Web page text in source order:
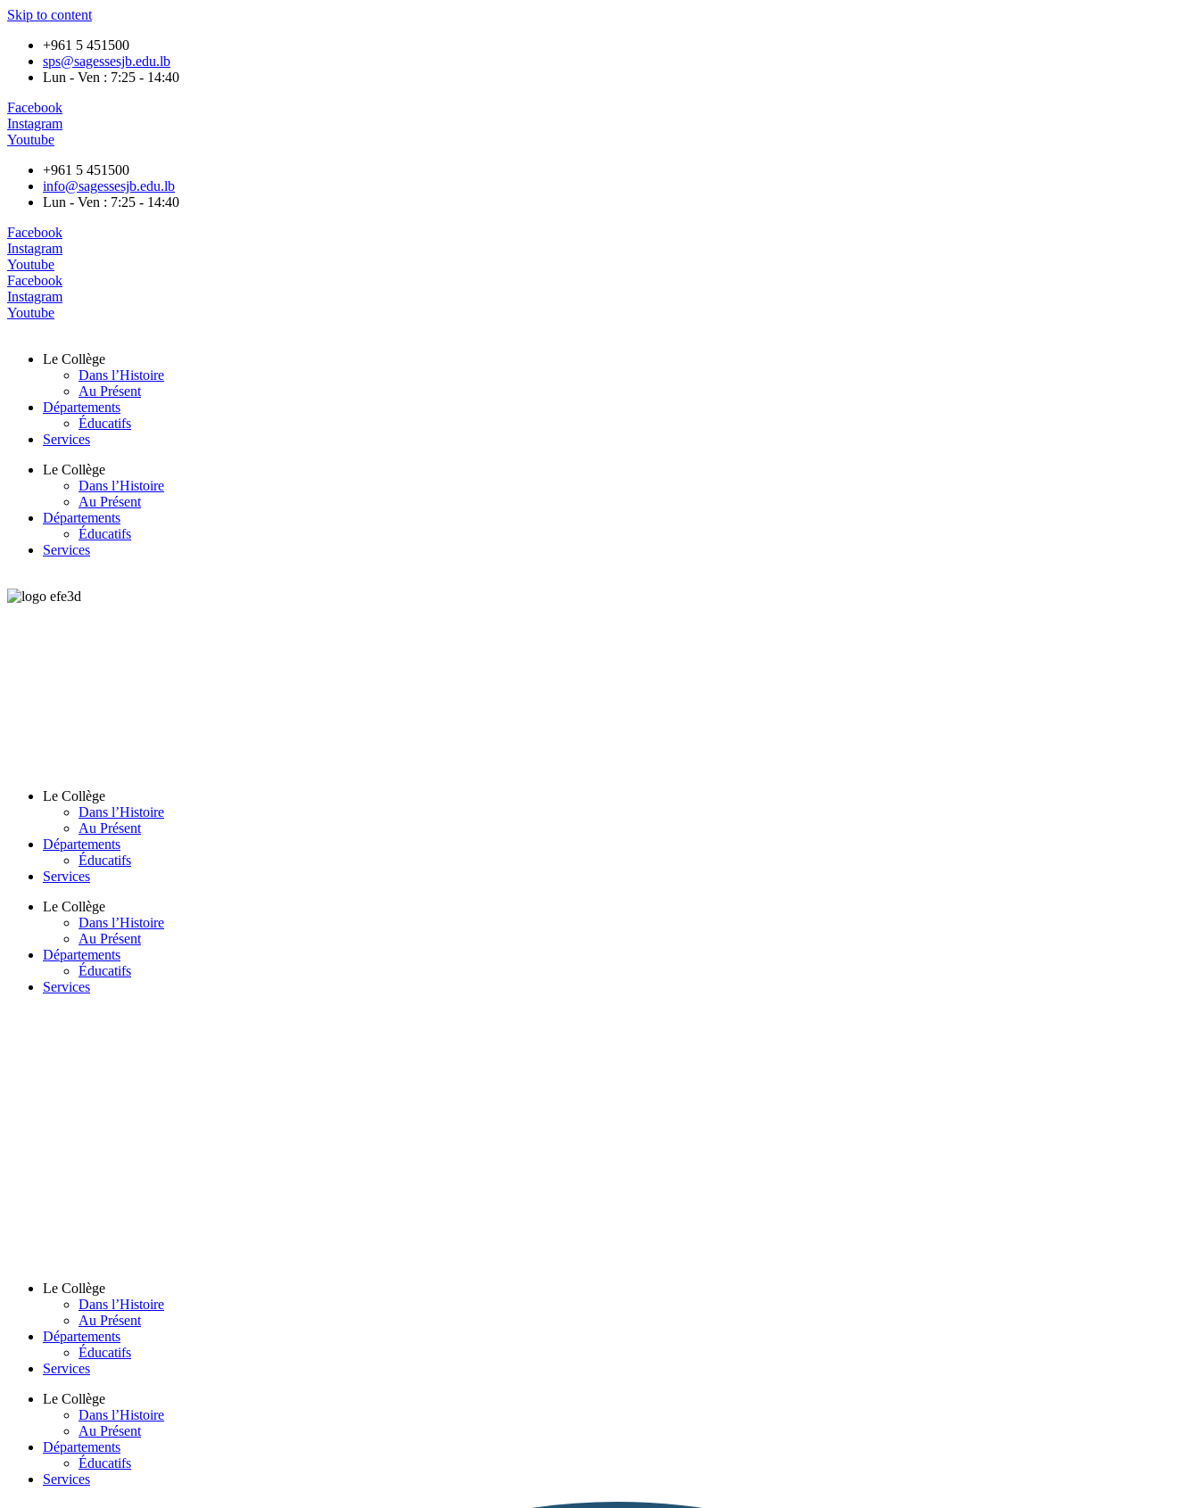
Skip to content
+961 5 451500
sps@sagessesjb.edu.lb
Lun - Ven : 7:25 - 14:40
Facebook
Instagram
Youtube
+961 5 451500
info@sagessesjb.edu.lb
Lun - Ven : 7:25 - 14:40
Facebook
Instagram
Youtube
Facebook
Instagram
Youtube
Le Collège
Dans l’Histoire
Au Présent
Départements
Éducatifs
Services
Le Collège
Dans l’Histoire
Au Présent
Départements
Éducatifs
Services
Le Collège
Dans l’Histoire
Au Présent
Départements
Éducatifs
Services
Le Collège
Dans l’Histoire
Au Présent
Départements
Éducatifs
Services
Le Collège
Dans l’Histoire
Au Présent
Départements
Éducatifs
Services
Le Collège
Dans l’Histoire
Au Présent
Départements
Éducatifs
Services